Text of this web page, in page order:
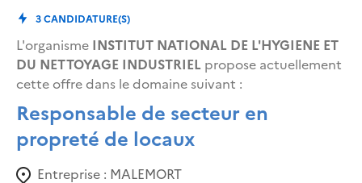
3CANDIDATURE(S)
L'organisme INSTITUT NATIONAL DE L'HYGIENE ET
DU NETTOYAGE INDUSTRIEL propose actuellement
cette offre dans le domaine suivant :
Responsable de secteur en
propreté de locaux
Entreprise : MALEMORT